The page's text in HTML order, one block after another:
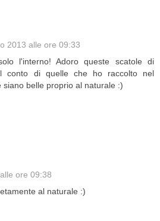
2013 alle ore 09:33
l'interno! Adoro queste scatole di
conto di quelle che ho raccolto nel
siano belle proprio al naturale :)
ore 09:38
al naturale :)